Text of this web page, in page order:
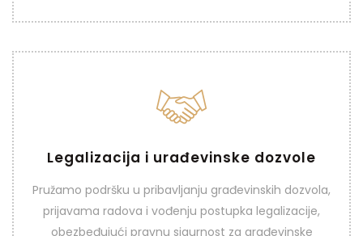
Legalizacija i urađevinske dozvole
Pružamo podršku u pribavljanju građevinskih dozvola,
prijavama radova i vođenju postupka legalizacije,
obezbeđujući pravnu sigurnost za građevinske
Legalizacija i urađevinske
dozvole